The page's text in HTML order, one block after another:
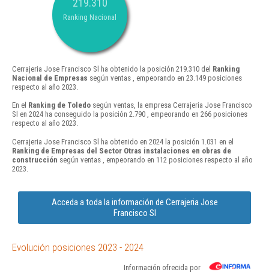
219.310
Ranking Nacional
Cerrajeria Jose Francisco Sl ha obtenido la posición 219.310 del Ranking
Nacional de Empresas según ventas , empeorando en 23.149 posiciones
respecto al año 2023.
En el Ranking de Toledo según ventas, la empresa Cerrajeria Jose Francisco
Sl en 2024 ha conseguido la posición 2.790 , empeorando en 266 posiciones
respecto al año 2023.
Cerrajeria Jose Francisco Sl ha obtenido en 2024 la posición 1.031 en el
Ranking de Empresas del Sector Otras instalaciones en obras de
construcción según ventas , empeorando en 112 posiciones respecto al año
2023.
Acceda a toda la información de Cerrajeria Jose
Francisco Sl
Evolución posiciones 2023 - 2024
Información ofrecida por